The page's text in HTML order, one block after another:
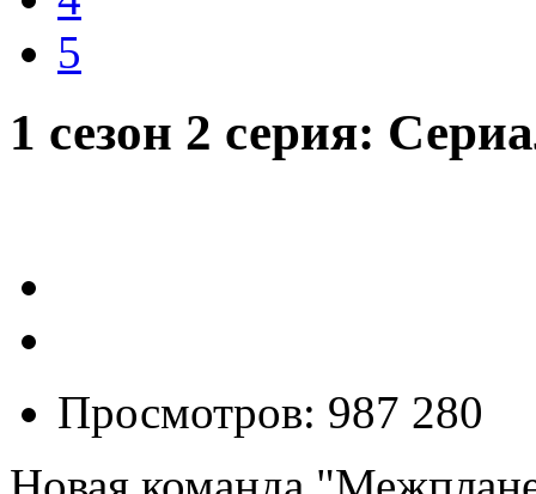
5
1 сезон 2 серия:
Просмотров: 987 280